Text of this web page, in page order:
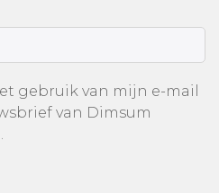
gebruik van mijn e-mail
van Dimsum